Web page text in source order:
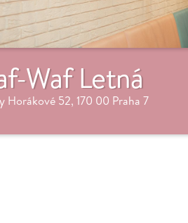
Waf Letná
Horákové 52, 170 00 Praha 7